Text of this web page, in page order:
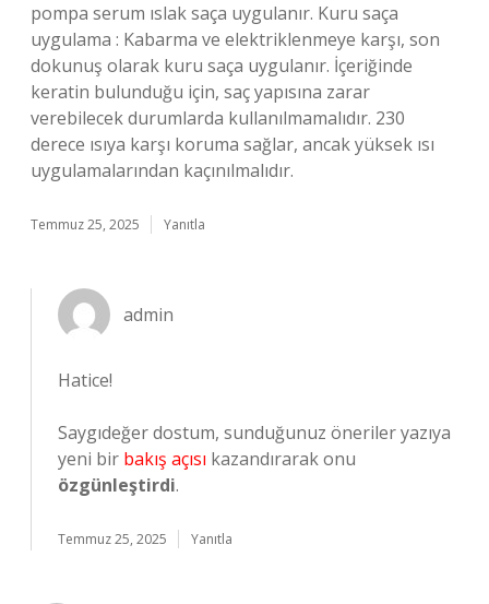
pompa serum ıslak saça uygulanır. Kuru saça
uygulama : Kabarma ve elektriklenmeye karşı, son
dokunuş olarak kuru saça uygulanır. İçeriğinde
keratin bulunduğu için, saç yapısına zarar
verebilecek durumlarda kullanılmamalıdır. 230
derece ısıya karşı koruma sağlar, ancak yüksek ısı
uygulamalarından kaçınılmalıdır.
Temmuz 25, 2025 Yanıtla
admin
Hatice!
Saygıdeğer dostum, sunduğunuz öneriler yazıya
yeni bir bakış açısı kazandırarak onu
özgünleştirdi.
Temmuz 25, 2025 Yanıtla